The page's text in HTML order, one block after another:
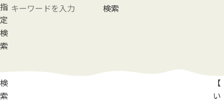
指
定
検
索
検索
検
索
【
い